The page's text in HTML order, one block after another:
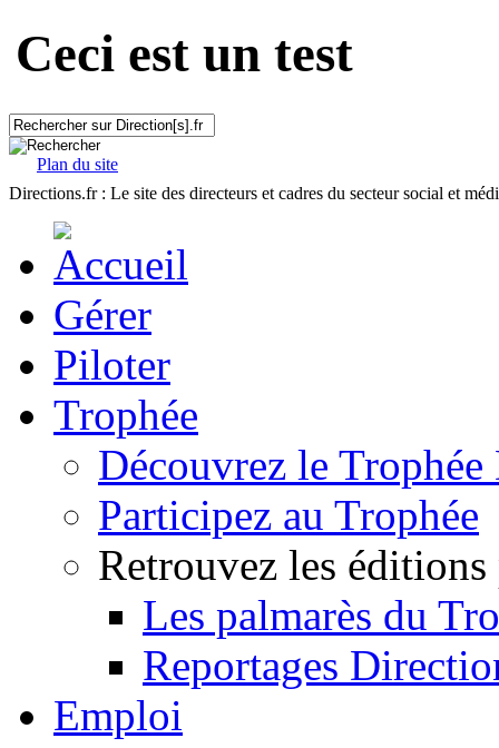
Ceci est un test
Plan du site
Directions.fr : Le site des directeurs et cadres du secteur social et
Gérer
Piloter
Trophée
Découvrez le
Participez au Trophée
Retrouvez les éditions
Les palmarès du
Reportages
Emploi